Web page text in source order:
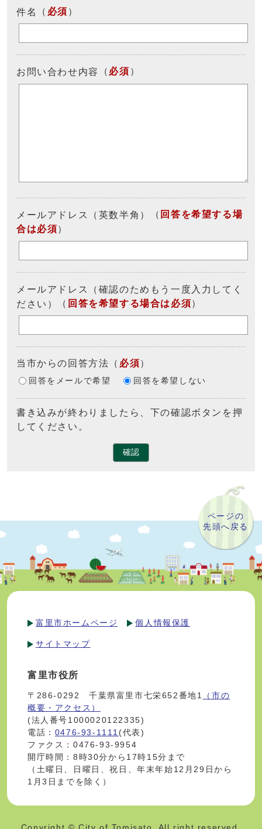
件名 （ 必須 ）
お問い合わせ内容 （ 必須 ）
メールアドレス（英数半角） （ 回答を希望する場
合は必須）
メールアドレス（確認のためもう一度入力してく
ださい）
（ 回答を希望する場合は必須）
当市からの回答方法 （ 必須）
回答をメールで希望 回答を希望しない
書き込みが終わりましたら、下の確認ボタンを押
してください。
確認
ページの
先頭へ戻る
富里市ホームページ 個人情報保護
サイトマップ
富里市役所
〒286-0292 千葉県富里市七栄652番地1
（市の
概要・アクセス）
(法人番号1000020122335)
電話： 0476-93-1111(代表)
ファクス：0476-93-9954
開庁時間：8時30分から17時15分まで
（土曜日、日曜日、祝日、年末年始12月29日から
1月3日までを除く）